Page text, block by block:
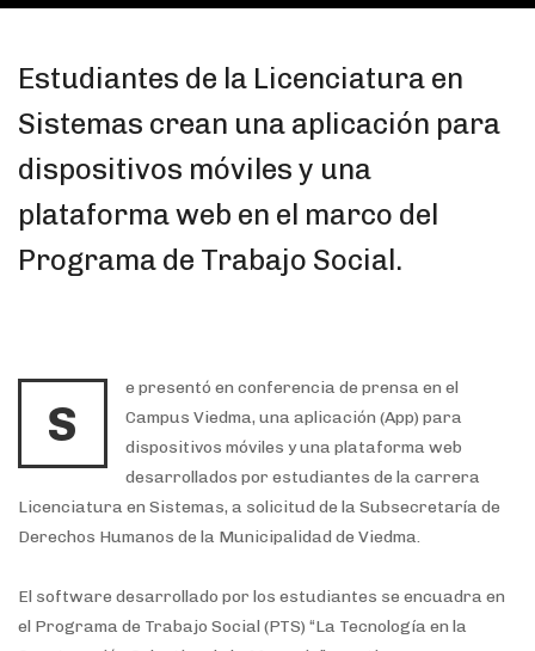
Estudiantes de la Licenciatura en
Sistemas crean una aplicación para
dispositivos móviles y una
plataforma web en el marco del
Programa de Trabajo Social.
S
e presentó en conferencia de prensa en el
Campus Viedma, una aplicación (App) para
dispositivos móviles y una plataforma web
desarrollados por estudiantes de la carrera
Licenciatura en Sistemas, a solicitud de la Subsecretaría de
Derechos Humanos de la Municipalidad de Viedma.
El software desarrollado por los estudiantes se encuadra en
el Programa de Trabajo Social (PTS) “La Tecnología en la